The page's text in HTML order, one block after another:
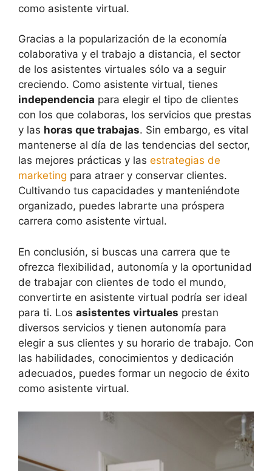
como asistente virtual.
Gracias a la popularización de la economía
colaborativa y el trabajo a distancia, el sector
de los asistentes virtuales sólo va a seguir
creciendo. Como asistente virtual, tienes
independencia para elegir el tipo de clientes
con los que colaboras, los servicios que prestas
y las horas que trabajas. Sin embargo, es vital
mantenerse al día de las tendencias del sector,
las mejores prácticas y las estrategias de
marketing para atraer y conservar clientes.
Cultivando tus capacidades y manteniéndote
organizado, puedes labrarte una próspera
carrera como asistente virtual.
En conclusión, si buscas una carrera que te
ofrezca flexibilidad, autonomía y la oportunidad
de trabajar con clientes de todo el mundo,
convertirte en asistente virtual podría ser ideal
para ti. Los asistentes virtuales prestan
diversos servicios y tienen autonomía para
elegir a sus clientes y su horario de trabajo. Con
las habilidades, conocimientos y dedicación
adecuados, puedes formar un negocio de éxito
como asistente virtual.